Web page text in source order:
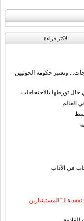
الاکثر قراءة
وتعتبر حكومة الحوثيين
تورطها بالاحتجاجات
العالم
في الآداب
لـ"المستشارين